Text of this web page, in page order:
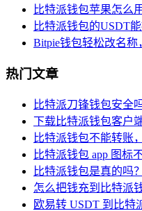
比特派钱包苹果怎么
比特派钱包的USDT
Bitpie钱包轻松改名
热门文章
比特派刀锋钱包安全
下载比特派钱包客户
比特派钱包不能转账
比特派钱包 app 图标
比特派钱包是真的吗
怎么把钱充到比特派
欧易转 USDT 到比特